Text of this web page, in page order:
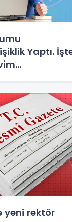
Yaptı.
yeni rektör